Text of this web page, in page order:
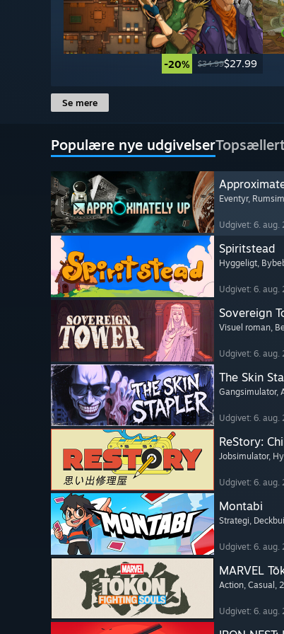
-20% $34.99$27.99
Se mere
Populære nye udgivelser
Eventyr,
Udgivet: 6. aug.
Spiritstead
Hyggeligt,
Udgivet: 6. aug.
Sovereign
Visuel roman,
Udgivet: 6. aug.
The Skin
Gangsimulator,
Udgivet: 6. aug.
ReStory:
Jobsimulator,
Udgivet: 6. aug.
Montabi
Strategi,
Udgivet: 6. aug.
MARVEL
Action, Casual ,
Udgivet: 6. aug.